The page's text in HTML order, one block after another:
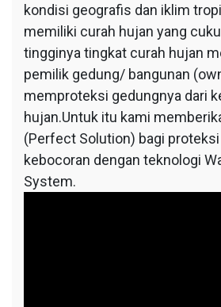
kondisi geografis dan iklim
memiliki curah hujan yang
tingginya tingkat curah hujan
pemilik gedung/ bangunan
memproteksi gedungnya dari
hujan.Untuk itu kami
(Perfect Solution) bagi
kebocoran dengan teknologi
System.